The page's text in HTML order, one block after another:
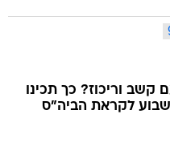
קשב וריכוז? כך תכינו
לקראת הביה"ס